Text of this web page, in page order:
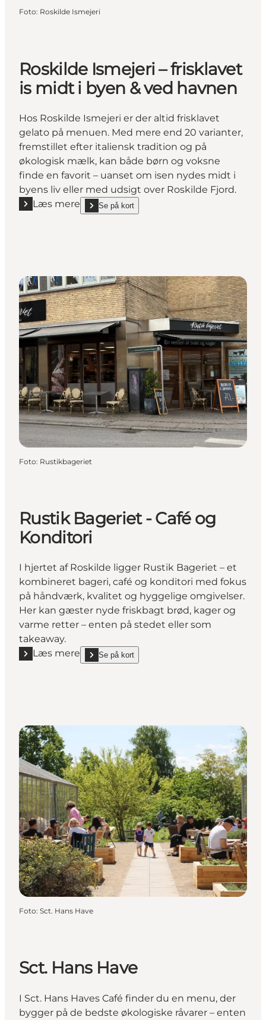
Foto: Roskilde Ismejeri
Roskilde Ismejeri – frisklavet
is midt i byen & ved havnen
Hos Roskilde Ismejeri er der altid frisklavet
gelato på menuen. Med mere end 20 varianter,
fremstillet efter italiensk tradition og på
økologisk mælk, kan både børn og voksne
finde en favorit – uanset om isen nydes midt i
byens liv eller med udsigt over Roskilde Fjord.
Læs mere
Læs mere "Roskilde Ismejeri – frisklavet is midt i
Se på kort
show Roskilde Ismejeri – frisklavet is midt i byen &
Foto: Rustikbageriet
Rustik Bageriet - Café og
Konditori
I hjertet af Roskilde ligger Rustik Bageriet – et
kombineret bageri, café og konditori med fokus
på håndværk, kvalitet og hyggelige omgivelser.
Her kan gæster nyde friskbagt brød, kager og
varme retter – enten på stedet eller som
takeaway.
Læs mere
Læs mere "Rustik Bageriet - Café og Konditori"
Se på kort
show Rustik Bageriet - Café og Konditori on_map
Foto: Sct. Hans Have
Sct. Hans Have
I Sct. Hans Haves Café finder du en menu, der
bygger på de bedste økologiske råvarer – enten